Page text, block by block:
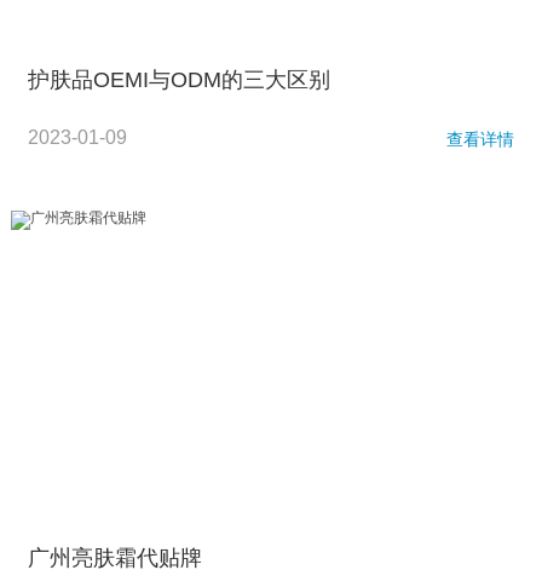
护肤品OEMI与ODM的三大区别
2023-01-09 查看详情
广州亮肤霜代贴牌